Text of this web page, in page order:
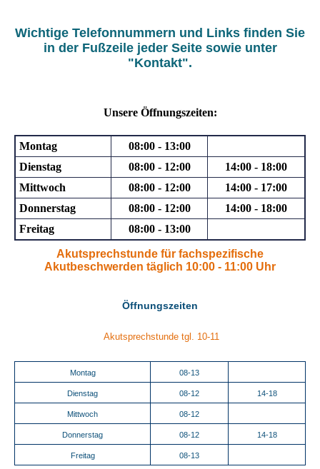
Wichtige Telefonnummern und Links finden Sie
in der Fußzeile jeder Seite sowie unter
"Kontakt".
Unsere Öffnungszeiten:
Montag
08:00 - 13:00
Dienstag
08:00 - 12:00
14:00 - 18:00
Mittwoch
08:00 - 12:00
14:00 - 17:00
Donnerstag
08:00 - 12:00
14:00 - 18:00
Freitag
08:00 - 13:00
Akutsprechstunde für fachspezifische
Akutbeschwerden täglich 10:00 - 11:00 Uhr
Öffnungszeiten
Akutsprechstunde tgl. 10-11
Montag 08-13
Dienstag 08-12 14-18
Mittwoch 08-12
Donnerstag 08-12 14-18
Freitag 08-13